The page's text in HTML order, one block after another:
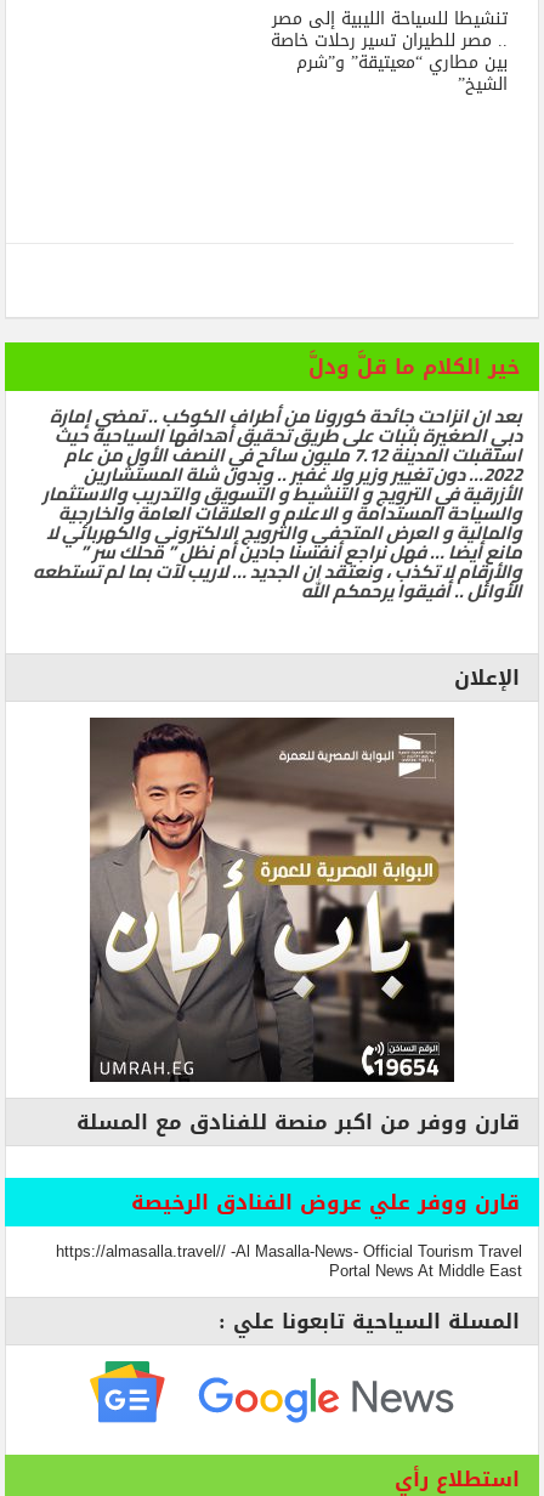
تنشيطا للسياحة الليبية إلى مصر
.. مصر للطيران تسير رحلات خاصة
بين مطاري “معيتيقة” و”شرم
الشيخ”
خير الكلام ما قلَّ ودلَّ
بعد ان انزاحت جائحة كورونا من أطراف الكوكب .. تمضي إمارة
دبي الصغيرة بثبات على طريق تحقيق أهدافها السياحية حيث
استقبلت المدينة 7.12 مليون سائح في النصف الأول من عام
2022… دون تغيير وزير ولا غفير .. وبدون شلة المستشارين
الأزرقية في الترويج و التنشيط و التسويق والتدريب والاستثمار
والسياحة المستدامة و الاعلام و العلاقات العامة والخارجية
والمالية و العرض المتحفي والترويج الالكتروني والكهربائي لا
مانع أيضا … فهل نراجع أنفسنا جادين أم نظل ” محلك سر ”
والأرقام لا تكذب ، ونعتقد ان الجديد … لاريب لآت بما لم تستطعه
الأوائل .. أفيقوا يرحمكم الله
الإعلان
قارن ووفر من اكبر منصة للفنادق مع المسلة
قارن ووفر علي عروض الفنادق الرخيصة
https://almasalla.travel// -Al Masalla-News- Official Tourism Travel
Portal News At Middle East
المسلة السياحية تابعونا علي :
استطلاع رأي